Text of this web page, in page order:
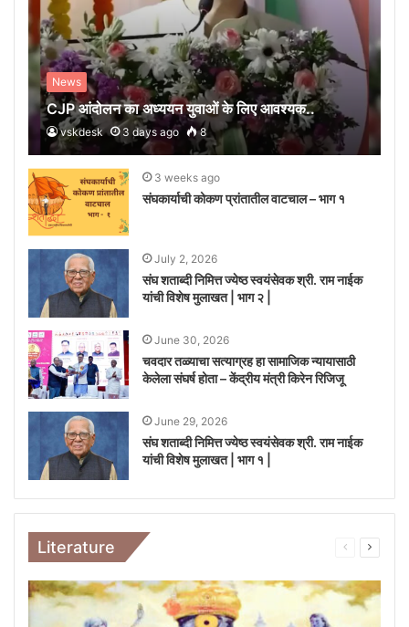
News
CJP आंदोलन का अध्ययन युवाओं के लिए आवश्यक..
vskdesk 3 days ago 8
3 weeks ago
संघकार्याची कोकण प्रांतातील वाटचाल – भाग १
July 2, 2026
संघ शताब्दी निमित्त ज्येष्ठ स्वयंसेवक श्री. राम नाईक
यांची विशेष मुलाखत | भाग २ |
June 30, 2026
चवदार तळ्याचा सत्याग्रह हा सामाजिक न्यायासाठी
केलेला संघर्ष होता – केंद्रीय मंत्री किरेन रिजिजू
June 29, 2026
संघ शताब्दी निमित्त ज्येष्ठ स्वयंसेवक श्री. राम नाईक
यांची विशेष मुलाखत | भाग १ |
Literature
Previous